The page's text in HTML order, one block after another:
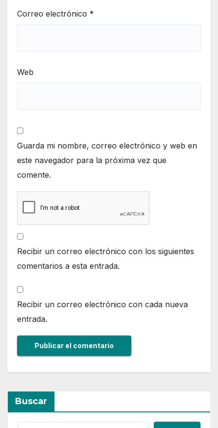
Correo electrónico *
Web
Guarda mi nombre, correo electrónico y web en
este navegador para la próxima vez que
comente.
Recibir un correo electrónico con los siguientes
comentarios a esta entrada.
Recibir un correo electrónico con cada nueva
entrada.
Buscar